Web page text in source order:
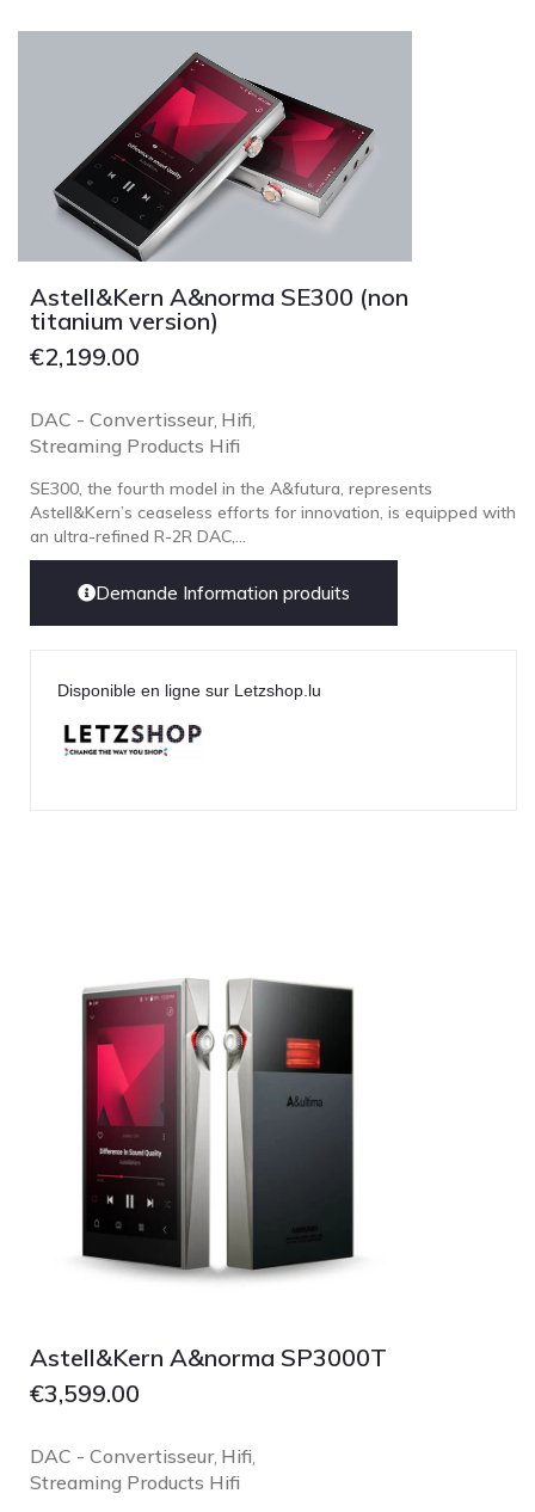
Astell&Kern A&norma SE300 (non
titanium version)
€2,199.00
DAC - Convertisseur, Hifi
Streaming Products Hifi
SE300, the fourth model in the A&futura, represents
Astell&Kern’s ceaseless efforts for innovation, is equipped with
an ultra-refined R-2R DAC,...
Demande Information produits
Disponible en ligne sur Letzshop.lu
Astell&Kern A&norma SP3000T
€3,599.00
DAC - Convertisseur, Hifi
Streaming Products Hifi